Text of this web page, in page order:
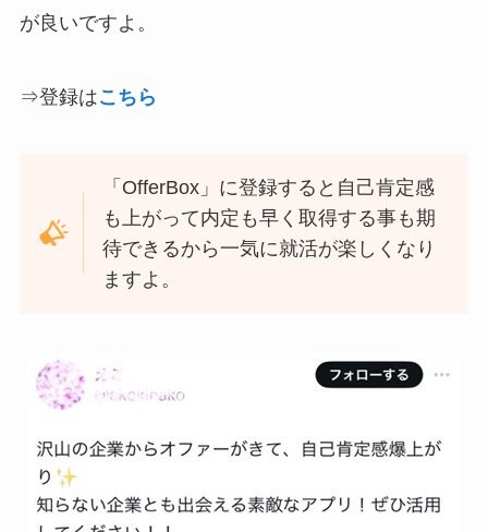
が良いですよ。
⇒登録はこちら
「OfferBox」に登録すると自己肯定感
も上がって内定も早く取得する事も期
待できるから一気に就活が楽しくなり
ますよ。